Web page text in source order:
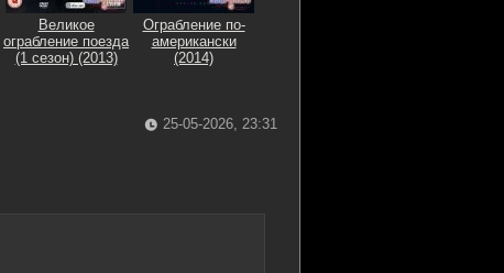
Великое
ограбление поезда
(1 сезон) (2013)
Ограбление по-
американски
(2014)
25-05-2026, 23:31